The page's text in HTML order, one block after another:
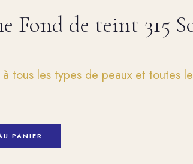
Fond de teint 315
tous les types de peaux et toutes
PANIER